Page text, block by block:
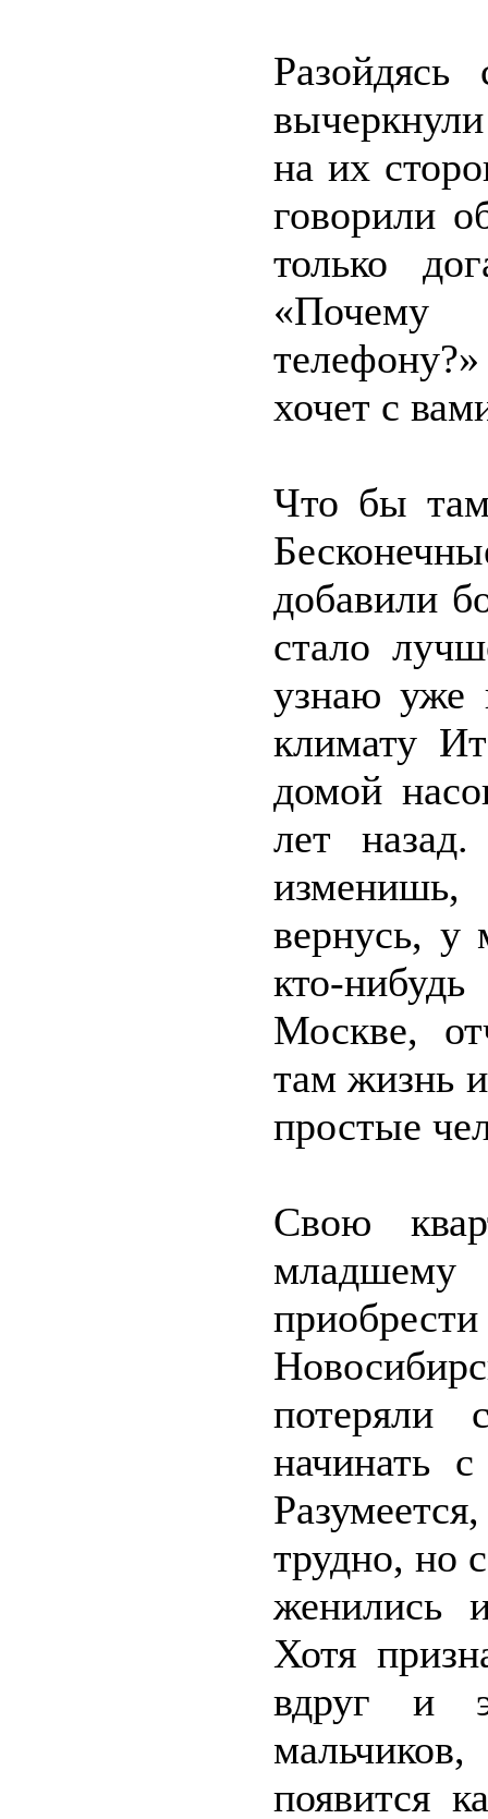
на их
говорили
только
хочет с
Что бы
добавили
стало
узнаю уже
климату
домой
лет
вернусь, у
кто-
Москве,
там жизнь
простые
Свою
начинать
трудно, но
женились
Хотя
вдруг и
появится